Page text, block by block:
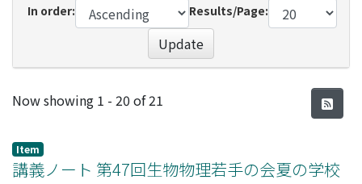
In order:
Results/Page:
Update
Recent Submissions
Now showing 1 - 20 of 21
Item
講義ノート 第47回生物物理若手の会夏の学校